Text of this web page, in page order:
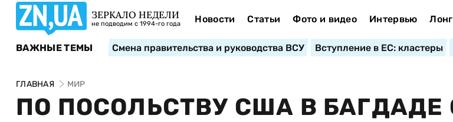
ЗЕРКАЛО НЕДЕЛИ
не подводим с 1994-го года Новости Статьи Фото и видео Интервью
ВАЖНЫЕ ТЕМЫ Смена правительства и руководства ВСУ Вступление в ЕС: кластеры
ГЛАВНАЯ МИР
ПО ПОСОЛЬСТВУ США В БАГДАДЕ